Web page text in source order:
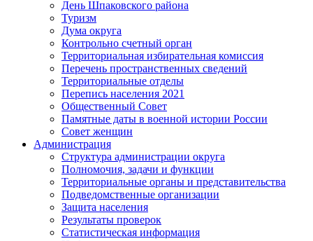
День Шпаковского района
Туризм
Дума округа
Контрольно счетный орган
Территориальная избирательная комиссия
Перечень пространственных сведений
Территориальные отделы
Перепись населения 2021
Общественный Совет
Памятные даты в военной истории России
Совет женщин
Администрация
Структура администрации округа
Полномочия, задачи и функции
Территориальные органы и представительства
Подведомственные организации
Защита населения
Результаты проверок
Статистическая информация